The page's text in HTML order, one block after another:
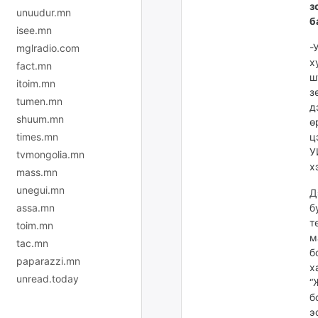
unuudur.mn
isee.mn
mglradio.com
fact.mn
itoim.mn
tumen.mn
shuum.mn
times.mn
tvmongolia.mn
mass.mn
unegui.mn
assa.mn
toim.mn
tac.mn
paparazzi.mn
unread.today
-